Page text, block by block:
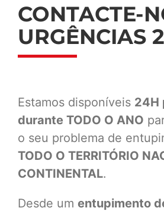
CONTACTE-
URGÊNCIAS
Estamos disponíveis 24H
durante TODO O ANO
o seu problema de
TODO O TERRITÓRIO
CONTINENTAL.
Desde um entupimento